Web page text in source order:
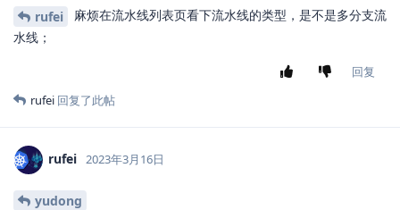
rufei
麻烦在流水线列表页看下流水线的类型，是不是多分支流
水线；
回复
rufei 回复了此帖
rufei 2023年3月16日
yudong